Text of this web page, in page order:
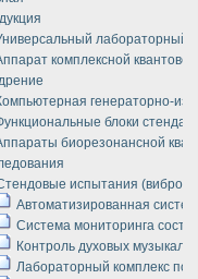
лабораторный
комплексной
генераторно-
блоки стенда
биорезонансной
испытания
Автоматизированная
Система мониторинга
Контроль духовых
Лабораторный комплекс по